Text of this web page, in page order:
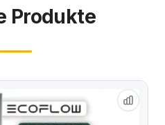
Produkte